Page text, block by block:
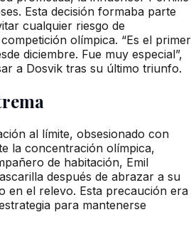
Esta decisión formaba parte
cualquier riesgo de
olímpica. “Es el primer
diciembre. Fue muy especial”,
a Dosvik tras su último triunfo.
al límite, obsesionado con
la concentración olímpica,
de habitación, Emil
después de abrazar a su
en el relevo. Esta precaución era
para mantenerse